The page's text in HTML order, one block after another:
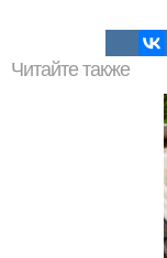
Читайте также